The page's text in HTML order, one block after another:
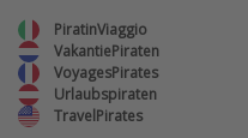
PiratinViaggio
VakantiePiraten
VoyagesPirates
Urlaubspiraten
TravelPirates